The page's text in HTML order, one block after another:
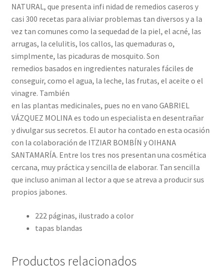
NATURAL, que presenta infi nidad de remedios caseros y
casi 300 recetas para aliviar problemas tan diversos y a la
vez tan comunes como la sequedad de la piel, el acné, las
arrugas, la celulitis, los callos, las quemaduras o,
simplmente, las picaduras de mosquito. Son
remedios basados en ingredientes naturales fáciles de
conseguir, como el agua, la leche, las frutas, el aceite o el
vinagre. También
en las plantas medicinales, pues no en vano GABRIEL
VÁZQUEZ MOLINA es todo un especialista en desentrañar
y divulgar sus secretos. El autor ha contado en esta ocasión
con la colaboración de ITZIAR BOMBÍN y OIHANA
SANTAMARÍA. Entre los tres nos presentan una cosmética
cercana, muy práctica y sencilla de elaborar. Tan sencilla
que incluso animan al lector a que se atreva a producir sus
propios jabones.
222 páginas, ilustrado a color
tapas blandas
Productos relacionados